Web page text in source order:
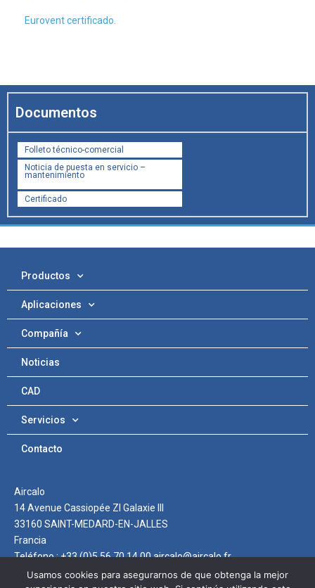
Eurovent certificado.
Documentos
Folleto técnico-comercial
Noticia de puesta en servicio –
mantenimiento
Certificado
Aircalo
14 Avenue Cassiopée ZI Galaxie III
33160 SAINT-MEDARD-EN-JALLES
Francia
Teléfono : +33 (0)5 56 70 14 00 aircalo@aircalo.fr
Productos
Aplicaciones
Compañía
Noticias
CAD
Servicios
Contacto
Usamos cookies para asegurarnos de que obtenga la mejor